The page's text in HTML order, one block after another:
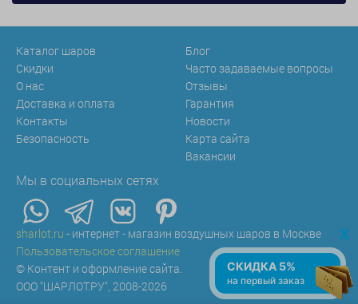
Каталог шаров
Скидки
О нас
Доставка и оплата
Контакты
Безопасность
Блог
Часто задаваемые вопросы
Отзывы
Гарантия
Новости
Карта сайта
Вакансии
Мы в социальных сетях
sharlot.ru - интернет - магазин воздушных шаров в Москве
Пользовательское соглашение
© Контент и оформление сайта.
ООО "ШАРЛОТ.РУ", 2008-2026
x
СКИДКА 5%
на первый заказ